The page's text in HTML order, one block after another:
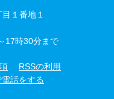
１番地１
時30分まで
RSSの利用
話をする